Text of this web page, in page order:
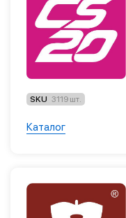
SKU 3119 шт.
Каталог